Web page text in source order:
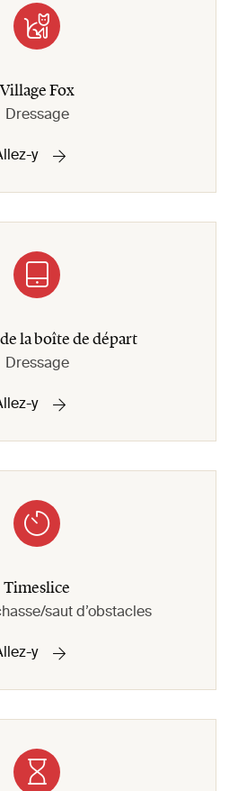
Village Fox
Dressage
y
la boîte de départ
Dressage
y
Timeslice
saut d’obstacles
y